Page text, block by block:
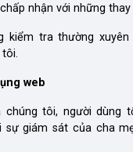
nhận với những
kiểm tra thường
web
chúng tôi, người dùng
sự giám sát của cha